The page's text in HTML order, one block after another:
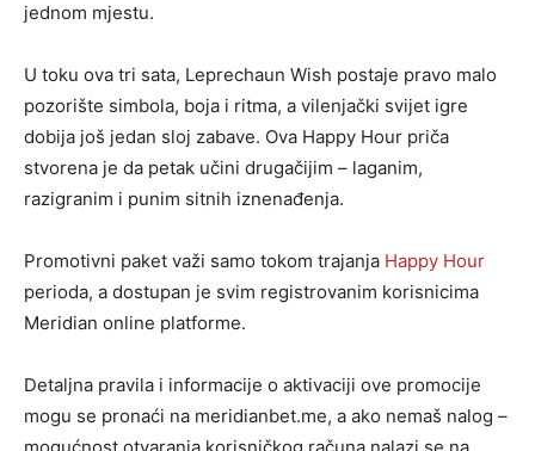
jednom mjestu.
U toku ova tri sata, Leprechaun Wish postaje pravo malo
pozorište simbola, boja i ritma, a vilenjački svijet igre
dobija još jedan sloj zabave. Ova Happy Hour priča
stvorena je da petak učini drugačijim – laganim,
razigranim i punim sitnih iznenađenja.
Promotivni paket važi samo tokom trajanja Happy Hour
perioda, a dostupan je svim registrovanim korisnicima
Meridian online platforme.
Detaljna pravila i informacije o aktivaciji ove promocije
mogu se pronaći na meridianbet.me, a ako nemaš nalog –